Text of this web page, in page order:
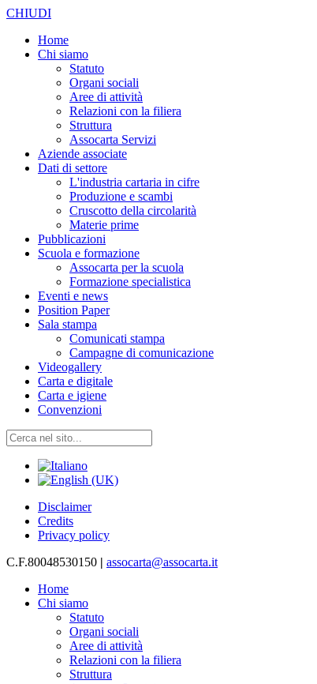
CHIUDI
Home
Chi siamo
Statuto
Organi sociali
Aree di attività
Relazioni con la filiera
Struttura
Assocarta Servizi
Aziende associate
Dati di settore
L'industria cartaria in cifre
Produzione e scambi
Cruscotto della circolarità
Materie prime
Pubblicazioni
Scuola e formazione
Assocarta per la scuola
Formazione specialistica
Eventi e news
Position Paper
Sala stampa
Comunicati stampa
Campagne di comunicazione
Videogallery
Carta e digitale
Carta e igiene
Convenzioni
Disclaimer
Credits
Privacy policy
C.F.80048530150 | assocarta@assocarta.it
Home
Chi siamo
Statuto
Organi sociali
Aree di attività
Relazioni con la filiera
Struttura